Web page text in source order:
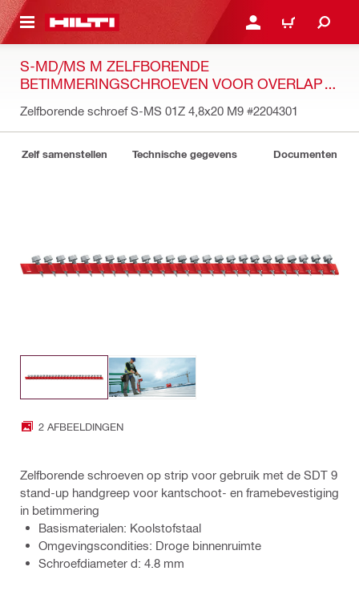
HOOFDINHOUD AANMELDEN OF
WINKELWAGEN
S-MD/MS M ZELFBORENDE
BETIMMERINGSCHROEVEN VOOR OVERLAP
Zelfborende schroef S-MS 01Z 4,8x20 M9 #2204301
Zelf samenstellen Technische gegevens Documenten
2 AFBEELDINGEN
Zelfborende schroeven op strip voor gebruik met de SDT 9
stand-up handgreep voor kantschoot- en framebevestiging
in betimmering
Basismaterialen: Koolstofstaal
Omgevingscondities: Droge binnenruimte
Schroefdiameter d: 4.8 mm